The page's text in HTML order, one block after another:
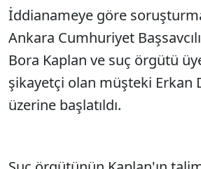
İddianameye göre
Ankara Cumhuriyet
Bora Kaplan ve suç örgütü
şikayetçi olan müşteki Erkan
üzerine başlatıldı.